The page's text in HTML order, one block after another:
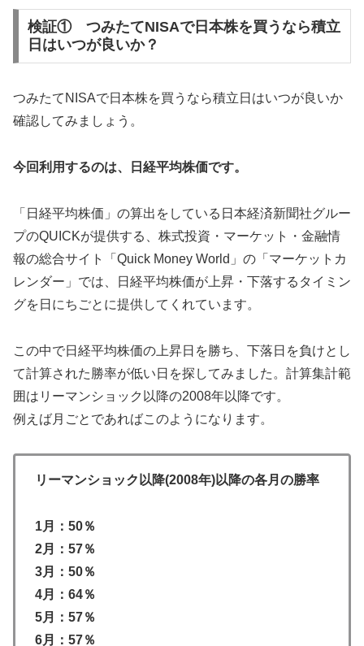
検証① つみたてNISAで日本株を買うなら積立
日はいつが良いか？
つみたてNISAで日本株を買うなら積立日はいつが良いか
確認してみましょう。
今回利用するのは、日経平均株価です。
「日経平均株価」の算出をしている日本経済新聞社グルー
プのQUICKが提供する、株式投資・マーケット・金融情
報の総合サイト「Quick Money World」の「マーケットカ
レンダー」では、日経平均株価が上昇・下落するタイミン
グを日にちごとに提供してくれています。
この中で日経平均株価の上昇日を勝ち、下落日を負けとし
て計算された勝率が低い日を探してみました。計算集計範
囲はリーマンショック以降の2008年以降です。
例えば月ごとであればこのようになります。
リーマンショック以降(2008年)以降の各月の勝率
1月：50％
2月：57％
3月：50％
4月：64％
5月：57％
6月：57％